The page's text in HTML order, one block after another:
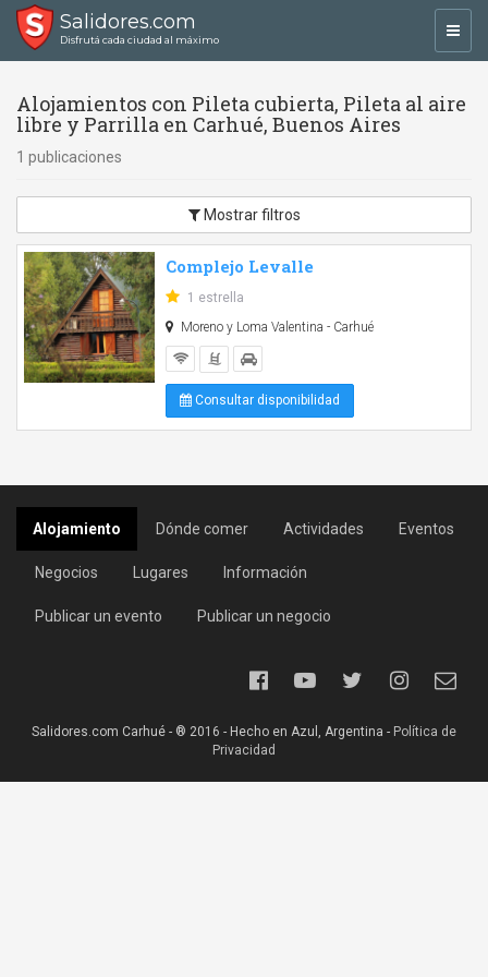
Salidores.com
Disfrutá cada ciudad al máximo
Alojamientos con Pileta cubierta, Pileta al aire
libre y Parrilla en Carhué, Buenos Aires
1 publicaciones
Mostrar filtros
Complejo Levalle
1 estrella
Moreno y Loma Valentina - Carhué
Consultar disponibilidad
Alojamiento Dónde comer Actividades Eventos
Negocios Lugares Información
Publicar un evento Publicar un negocio
Salidores.com Carhué - ® 2016 - Hecho en Azul, Argentina - Política de
Privacidad